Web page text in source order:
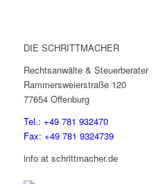
DIE SCHRITTMACHER
Rechtsanwälte & Steuerberater
Rammersweierstraße 120
77654 Offenburg
Tel.: +49 781 932470
Fax: +49 781 9324739
info at schrittmacher.de